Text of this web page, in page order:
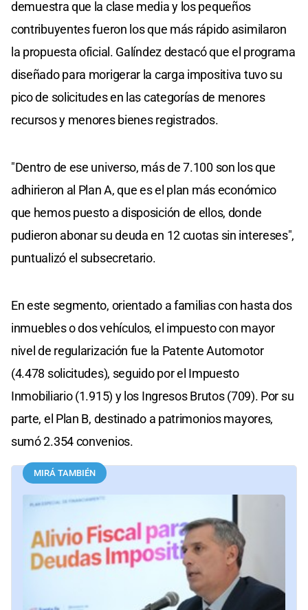
demuestra que la clase media y los pequeños
contribuyentes fueron los que más rápido asimilaron
la propuesta oficial. Galíndez destacó que el programa
diseñado para morigerar la carga impositiva tuvo su
pico de solicitudes en las categorías de menores
recursos y menores bienes registrados.
"Dentro de ese universo, más de 7.100 son los que
adhirieron al Plan A, que es el plan más económico
que hemos puesto a disposición de ellos, donde
pudieron abonar su deuda en 12 cuotas sin intereses",
puntualizó el subsecretario.
En este segmento, orientado a familias con hasta dos
inmuebles o dos vehículos, el impuesto con mayor
nivel de regularización fue la Patente Automotor
(4.478 solicitudes), seguido por el Impuesto
Inmobiliario (1.915) y los Ingresos Brutos (709). Por su
parte, el Plan B, destinado a patrimonios mayores,
sumó 2.354 convenios.
MIRÁ TAMBIÉN